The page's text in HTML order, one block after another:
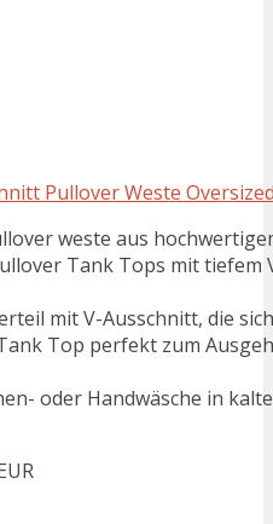
Pullover Weste
weste aus
Tank Tops mit tiefem
mit V-Ausschnitt, die
Top perfekt zum
oder Handwäsche in